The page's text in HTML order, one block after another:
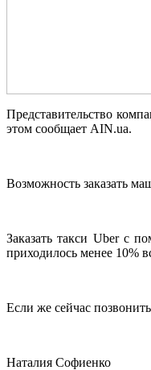
Представительство
этом сообщает AIN.ua.
Возможность заказать
Заказать такси Uber с
приходилось менее 10%
Если же сейчас
Наталия Софиенко